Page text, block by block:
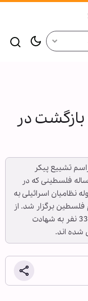
در
تشییع پیکر
«ساهر عوض الله جیر عثمان» جوان 20 ساله فلسطینی که در
نظامیان اسرائیلی به
برگزار شد. از
زمان آغاز تظاهرات روز بازگشت در غزه 330 نفر به شهادت